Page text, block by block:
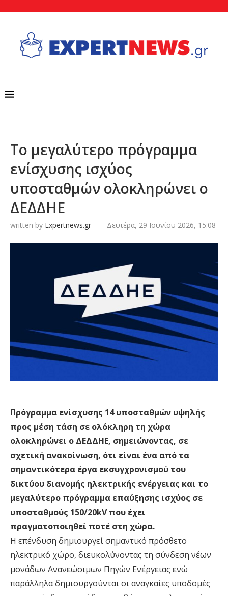
Το μεγαλύτερο πρόγραμμα
ενίσχυσης ισχύος
υποσταθμών ολοκληρώνει ο
ΔΕΔΔΗΕ
written by Expertnews.gr Δευτέρα, 29 Ιουνίου 2026, 15:08
Πρόγραμμα ενίσχυσης 14 υποσταθμών υψηλής
προς μέση τάση σε ολόκληρη τη χώρα
ολοκληρώνει ο ΔΕΔΔΗΕ, σημειώνοντας, σε
σχετική ανακοίνωση, ότι είναι ένα από τα
σημαντικότερα έργα εκσυγχρονισμού του
δικτύου διανομής ηλεκτρικής ενέργειας και το
μεγαλύτερο πρόγραμμα επαύξησης ισχύος σε
υποσταθμούς 150/20kV που έχει
πραγματοποιηθεί ποτέ στη χώρα.
Η επένδυση δημιουργεί σημαντικό πρόσθετο
ηλεκτρικό χώρο, διευκολύνοντας τη σύνδεση νέων
μονάδων Ανανεώσιμων Πηγών Ενέργειας ενώ
παράλληλα δημιουργούνται οι αναγκαίες υποδομές